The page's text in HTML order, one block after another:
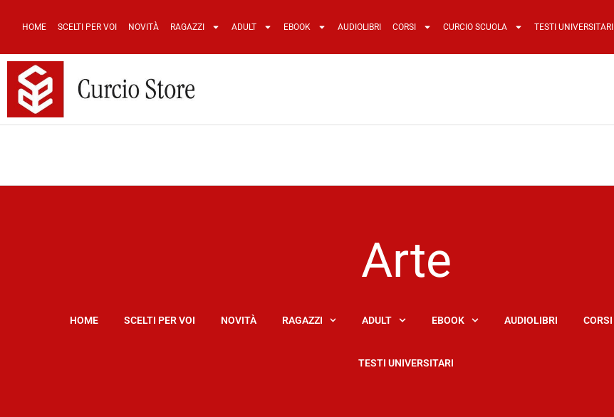
HOME SCELTI PER VOI NOVITÀ RAGAZZI ADULT EBOOK AUDIOLIBRI CORSI CURCIO SCUOLA TESTI UNIVERSITARI
Arte
HOME SCELTI PER VOI NOVITÀ RAGAZZI ADULT EBOOK AUDIOLIBRI CORSI
TESTI UNIVERSITARI